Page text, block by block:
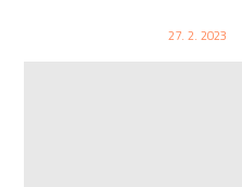
27. 2. 2023